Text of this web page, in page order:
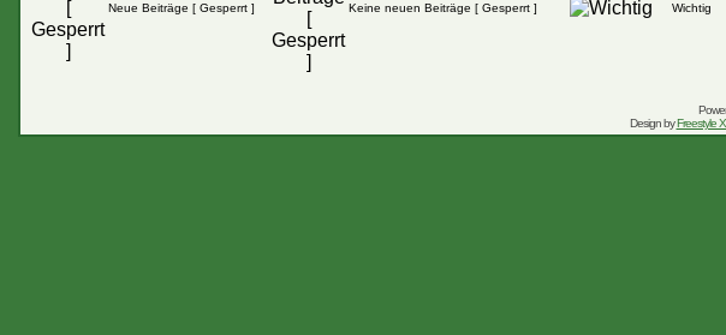
Neue Beiträge [ Gesperrt ] Keine neuen Beiträge [ Gesperrt ] Wichtig
Design byFreestyle